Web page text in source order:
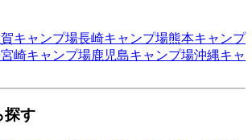
キャンプ場長崎キャンプ場熊本キャンプ
宮崎キャンプ場鹿児島キャンプ場沖縄キャ
探す